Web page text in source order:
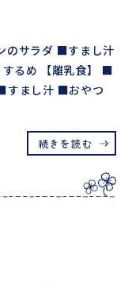
のサラダ ■すまし汁
るめ 【離乳食】 ■
すまし汁 ■おやつ
続きを読む